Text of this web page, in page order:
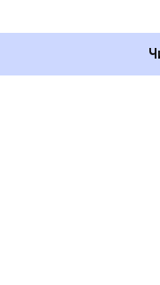
отмечают в